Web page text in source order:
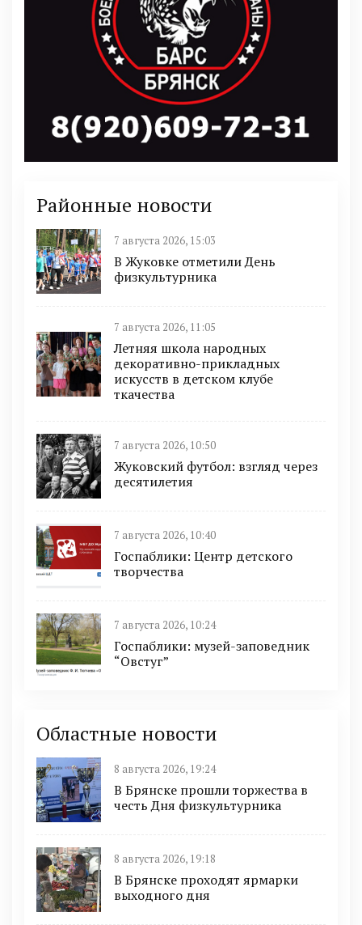
Районные новости
7 августа 2026, 15:03
В Жуковке отметили День
физкультурника
7 августа 2026, 11:05
Летняя школа народных
декоративно-прикладных
искусств в детском клубе
ткачества
7 августа 2026, 10:50
Жуковский футбол: взгляд через
десятилетия
7 августа 2026, 10:40
Госпаблики: Центр детского
творчества
7 августа 2026, 10:24
Госпаблики: музей-заповедник
“Овстуг”
Областные новости
8 августа 2026, 19:24
В Брянске прошли торжества в
честь Дня физкультурника
8 августа 2026, 19:18
В Брянске проходят ярмарки
выходного дня